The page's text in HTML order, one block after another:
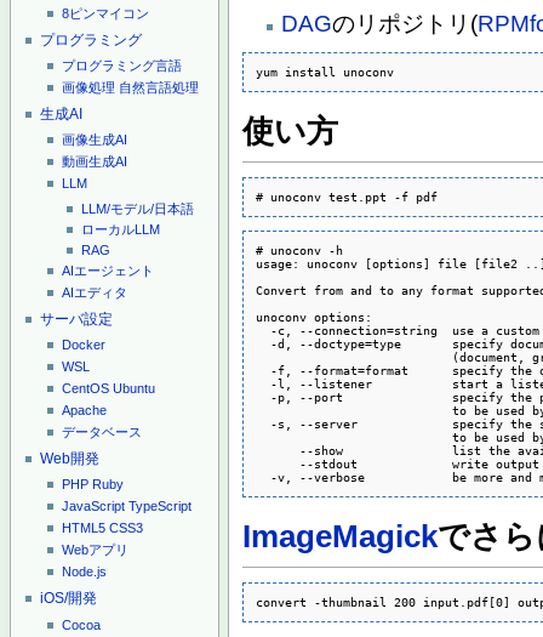
8ピンマイコン
プログラミング
プログラミング言語
画像処理 自然言語処理
生成AI
画像生成AI
動画生成AI
LLM
LLM/モデル/日本語
ローカルLLM
RAG
AIエージェント
AIエディタ
サーバ設定
Docker
WSL
CentOS Ubuntu
Apache
データベース
Web開発
PHP Ruby
JavaScript TypeScript
HTML5 CSS3
Webアプリ
Node.js
iOS/開発
Cocoa
DAGのリポジトリ(
yum install unoconv
使い方
# unoconv test.ppt -f pdf
# unoconv -h
usage: unoconv [options] file [file2
Convert from and to any format
unoconv options:
-c, --connection=string  use a
-d, --doctype=type       specify
(document,
-f, --format=format      specify the
-l, --listener           start a
-p, --port               specify the
to be used
-s, --server             specify the
to be used
--show               list the
--stdout             write
-v, --verbose            be more and
ImageMagickでさ
convert -thumbnail 200 input.pdf[0]